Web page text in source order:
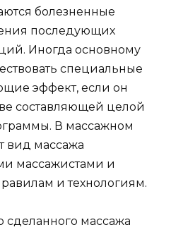
болезненные
последующих
Иногда основному
специальные
эффект, если он
составляющей целой
В массажном
вид массажа
массажистами и
и технологиям.
сделанного массажа